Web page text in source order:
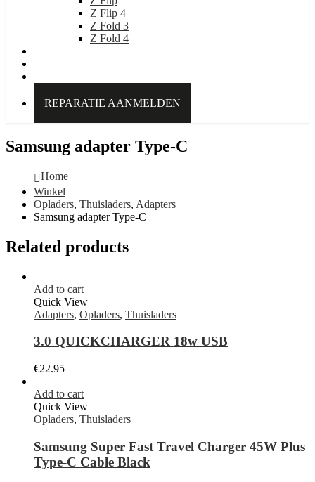
Z Flip 4
Z Fold 3
Z Fold 4
REPARATIE AANMELDEN
Samsung adapter Type-C
Home
Winkel
Opladers, Thuisladers, Adapters
Samsung adapter Type-C
Related products
Add to cart
Quick View
Adapters, Opladers, Thuisladers
3.0 QUICKCHARGER 18w USB
€22.95
Add to cart
Quick View
Opladers, Thuisladers
Samsung Super Fast Travel Charger 45W Plus
Type-C Cable Black